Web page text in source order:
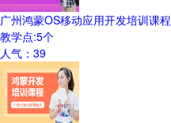
广州鸿蒙OS移动应用开发培训课程
教学点:5个
人气： 39